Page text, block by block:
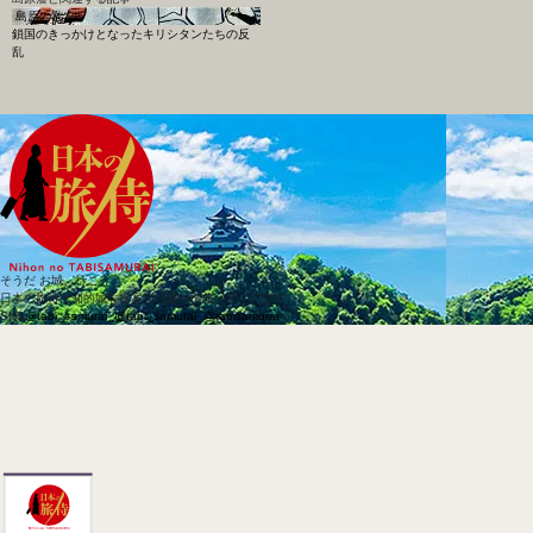
島原の乱
鎖国のきっかけとなったキリシタンたちの反
乱
そうだ お城、行こう
日本の旅侍は知的城を提案する旅行情報メディアです。
SNS@tabi_samurai_@tabi_samurai_@tabisamurai